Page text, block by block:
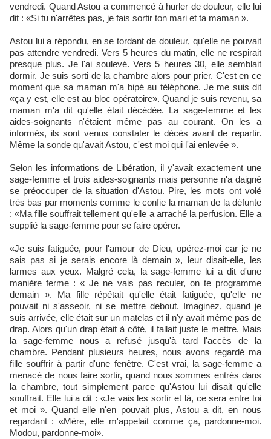
vendredi. Quand Astou a commencé à hurler de douleur, elle lui
dit : «Si tu n'arrêtes pas, je fais sortir ton mari et ta maman ».
Astou lui a répondu, en se tordant de douleur, qu'elle ne pouvait
pas attendre vendredi. Vers 5 heures du matin, elle ne respirait
presque plus. Je l'ai soulevé. Vers 5 heures 30, elle semblait
dormir. Je suis sorti de la chambre alors pour prier. C'est en ce
moment que sa maman m'a bipé au téléphone. Je me suis dit
«ça y est, elle est au bloc opératoire». Quand je suis revenu, sa
maman m'a dit qu'elle était décédée. La sage-femme et les
aides-soignants n'étaient même pas au courant. On les a
informés, ils sont venus constater le décès avant de repartir.
Même la sonde qu'avait Astou, c'est moi qui l'ai enlevée ».
Selon les informations de Libération, il y'avait exactement une
sage-femme et trois aides-soignants mais personne n'a daigné
se préoccuper de la situation d'Astou. Pire, les mots ont volé
très bas par moments comme le confie la maman de la défunte
: «Ma fille souffrait tellement qu'elle a arraché la perfusion. Elle a
supplié la sage-femme pour se faire opérer.
«Je suis fatiguée, pour l'amour de Dieu, opérez-moi car je ne
sais pas si je serais encore là demain », leur disait-elle, les
larmes aux yeux. Malgré cela, la sage-femme lui a dit d'une
manière ferme : « Je ne vais pas reculer, on te programme
demain ». Ma fille répétait qu'elle était fatiguée, qu'elle ne
pouvait ni s'asseoir, ni se mettre debout. Imaginez, quand je
suis arrivée, elle était sur un matelas et il n'y avait même pas de
drap. Alors qu'un drap était à côté, il fallait juste le mettre. Mais
la sage-femme nous a refusé jusqu'à tard l'accès de la
chambre. Pendant plusieurs heures, nous avons regardé ma
fille souffrir à partir d'une fenêtre. C'est vrai, la sage-femme a
menacé de nous faire sortir, quand nous sommes entrés dans
la chambre, tout simplement parce qu'Astou lui disait qu'elle
souffrait. Elle lui a dit : «Je vais les sortir et là, ce sera entre toi
et moi ». Quand elle n'en pouvait plus, Astou a dit, en nous
regardant : «Mère, elle m'appelait comme ça, pardonne-moi.
Modou, pardonne-moi».